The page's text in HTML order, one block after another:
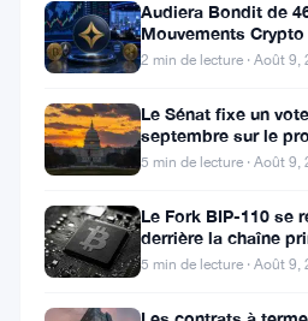
paysage
toujours
fluctuant
des
crypto-
monnaies,
Audiera Bondit de
Mouvements
Mouvements
2 min de lecture · Août 9,
Le Sénat fixe un
septembre sur le
le marché des
5 min de lecture · Août 9,
Le Fork BIP-110 se
derrière la chaîne
après la scission
5 min de lecture · Août 9,